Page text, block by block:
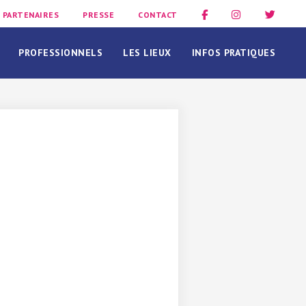
PARTENAIRES PRESSE CONTACT
PROFESSIONNELS LES LIEUX INFOS PRATIQUES